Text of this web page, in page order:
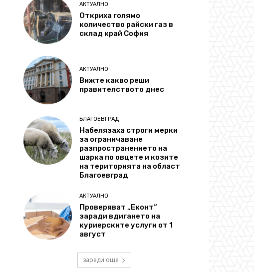
АКТУАЛНО
Откриха голямо
количество райски газ в
склад край София
АКТУАЛНО
Вижте какво реши
правителството днес
БЛАГОЕВГРАД
Набелязаха строги мерки
за ограничаване
разпространението на
шарка по овцете и козите
на територията на област
Благоевград
АКТУАЛНО
Проверяват „Еконт“
заради вдигането на
куриерските услуги от 1
август
зареди още